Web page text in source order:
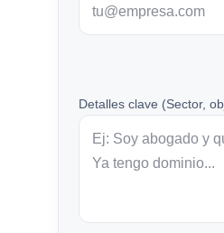
Detalles clave (Sector,